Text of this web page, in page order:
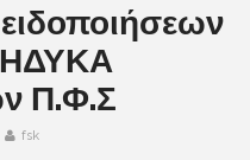
ΗΔΥΚΑ
Π.Φ.Σ
fsk